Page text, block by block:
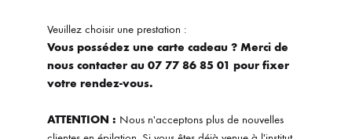
Veuillez choisir une prestation :
Vous possédez une carte cadeau ? Merci de
nous contacter au 07 77 86 85 01 pour fixer
votre rendez-vous.
ATTENTION : Nous n'acceptons plus de nouvelles